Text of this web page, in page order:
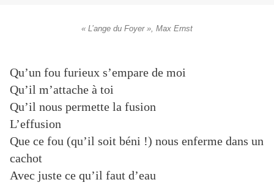
« L’ange du Foyer », Max Ernst
Qu’un fou furieux s’empare de moi
Qu’il m’attache à toi
Qu’il nous permette la fusion
L’effusion
Que ce fou (qu’il soit béni !) nous enferme dans un
cachot
Avec juste ce qu’il faut d’eau